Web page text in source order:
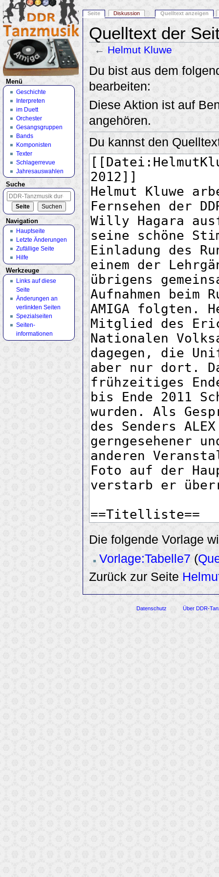
Quelltext der
← Helmut Kluwe
Wechseln zu: Navigation Suche
Du bist aus dem
bearbeiten:
Diese Aktion ist auf
angehören.
Du kannst den
Die folgende Vorlage
Vorlage:Tabelle7 (
Zurück zur Seite
Seite Diskussion Quelltext anzeigen
Menü
Geschichte
Interpreten
im Duett
Orchester
Gesangsgruppen
Bands
Komponisten
Texter
Schlagerrevue
Jahresauswahlen
Suche
Navigation
Hauptseite
Letzte Änderungen
Zufällige Seite
Hilfe
Werkzeuge
Links auf diese
Seite
Änderungen an
verlinkten Seiten
Spezialseiten
Seiten­
informationen
Datenschutz Über DDR-